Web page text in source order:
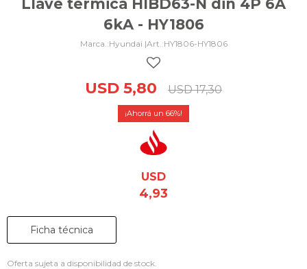
Llave térmica HIBD63-N din 4P 6A
6kA - HY1806
Hyundai | HY1806-HY1806
USD 5,80 USD 17,30
66
USD
4,93
Ficha técnica
Oferta sujeta a disponibilidad de stock.